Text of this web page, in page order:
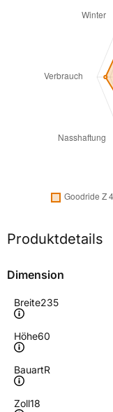
Produktdetails
Dimension
Breite235
Höhe60
BauartR
Zoll18